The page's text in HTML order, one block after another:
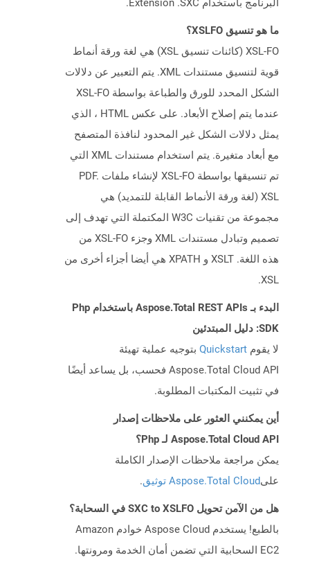
البرنامج باستخدام Extension .SXC.
ما هو تنسيق XSLFO؟
XSL-FO (كائنات تنسيق XSL) هي لغة ورقة أنماط
قوية لتنسيق مستندات XML. يتم التعبير عن دلالات
الشكل المحدد للورق والطباعة بواسطة XSL-FO
عندما يتم إصلاح الأبعاد. على عكس HTML ، الذي
يمثل دلالات الشكل غير المحدود لنافذة المتصفح
مع أبعاد متغيرة. يتم استخدام مستندات XML التي
تم تنسيقها بواسطة XSL-FO لإنشاء ملفات PDF.
XSL (لغة ورقة الأنماط القابلة للتمديد) هي
مجموعة من تقنيات W3C المكتملة التي تهدف إلى
تصميم وتبادل مستندات XML وجزء XSL-FO من
هذه اللغة. XSLT و XPATH هي أيضا أجزاء أخرى من
XSL.
البدء بـ Aspose.Total REST APIs باستخدام Php
SDK: دليل المبتدئين
لا يقوم Quickstart بتوجيه عملية تهيئة
Aspose.Total Cloud API فحسب، بل يساعد أيضًا
في تثبيت المكتبات المطلوبة.
أين يمكنني العثور على ملاحظات إصدار
Aspose.Total Cloud API لـ Php؟
يمكن مراجعة ملاحظات الإصدار الكاملة
علىAspose.Total Cloud توثيق .
هل من الآمن تحويل SXC to XSLFO في السحابة؟
بالطبع! يستخدم Aspose Cloud خوادم Amazon
EC2 السحابية التي تضمن أمان الخدمة ومرونتها.